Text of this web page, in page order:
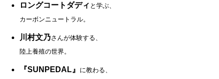
ロングコートダディ と学ぶ、
カーボンニュートラル。
川村文乃さんが体験する、
陸上養殖の世界。
『SUNPEDAL』
に教わる、